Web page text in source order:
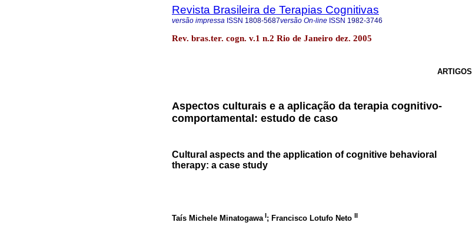
Revista Brasileira de Terapias Cognitivas
versão impressa ISSN 1808-5687versão On-line ISSN 1982-3746
Rev. bras.ter. cogn. v.1 n.2 Rio de Janeiro dez. 2005
ARTIGOS
Aspectos culturais e a aplicação da terapia cognitivo-
comportamental: estudo de caso
Cultural aspects and the application of cognitive behavioral
therapy: a case study
Taís Michele Minatogawa I; Francisco Lotufo Neto II